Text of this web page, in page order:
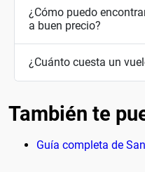
¿Cómo puedo
a buen precio?
¿Cuánto cuesta un
También te
Guía completa de